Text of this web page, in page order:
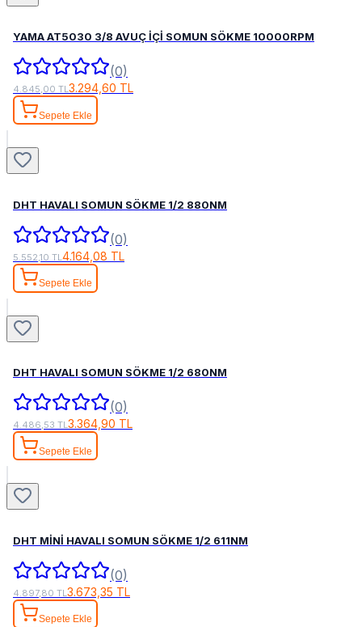
YAMA AT5030 3/8 AVUÇ İÇİ SOMUN SÖKME 10000RPM
(0)
4.845,00 TL3.294,60 TL
Sepete Ekle
DHT HAVALI SOMUN SÖKME 1/2 880NM
(0)
5.552,10 TL4.164,08 TL
Sepete Ekle
DHT HAVALI SOMUN SÖKME 1/2 680NM
(0)
4.486,53 TL3.364,90 TL
Sepete Ekle
DHT MİNİ HAVALI SOMUN SÖKME 1/2 611NM
(0)
4.897,80 TL3.673,35 TL
Sepete Ekle